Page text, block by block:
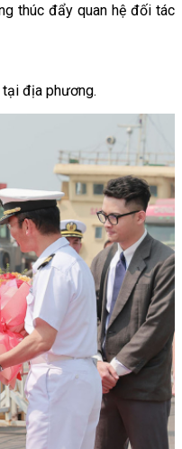
thúc đẩy quan hệ đối tác
địa phương.